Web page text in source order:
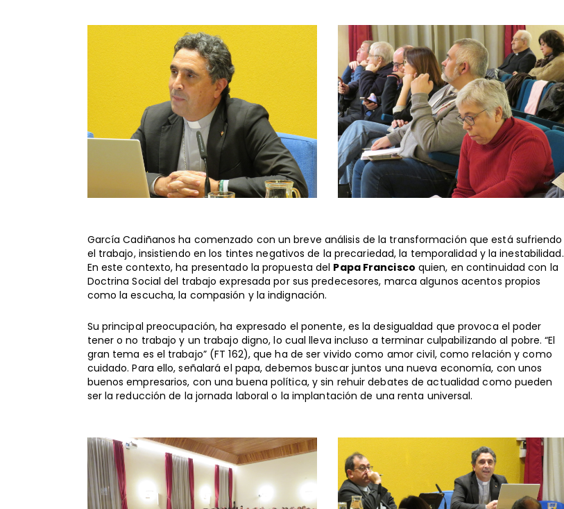
García Cadiñanos ha comenzado con un breve análisis de la transformación que está sufriendo
el trabajo, insistiendo en los tintes negativos de la precariedad, la temporalidad y la inestabilidad.
En este contexto, ha presentado la propuesta del Papa Francisco quien, en continuidad con la
Doctrina Social del trabajo expresada por sus predecesores, marca algunos acentos propios
como la escucha, la compasión y la indignación.
Su principal preocupación, ha expresado el ponente, es la desigualdad que provoca el poder
tener o no trabajo y un trabajo digno, lo cual lleva incluso a terminar culpabilizando al pobre. “El
gran tema es el trabajo” (FT 162), que ha de ser vivido como amor civil, como relación y como
cuidado. Para ello, señalará el papa, debemos buscar juntos una nueva economía, con unos
buenos empresarios, con una buena política, y sin rehuir debates de actualidad como pueden
ser la reducción de la jornada laboral o la implantación de una renta universal.